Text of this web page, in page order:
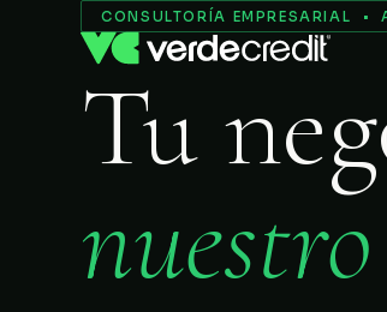
Servicios
Nosotros
Proceso
CONSULTORÍA EMPRESARIAL •
Tu